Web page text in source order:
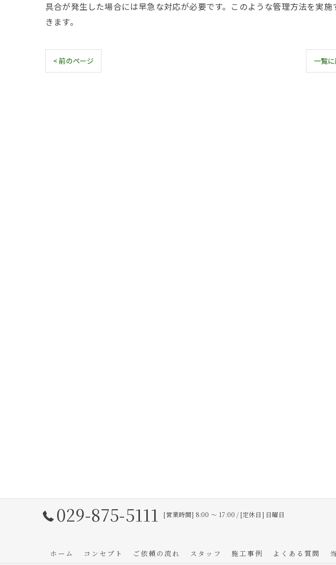
具合が発生した場合には早急な対応が必要です。このような管理方法を実
きます。
< 前のページ 一覧に
029-875-5111 [営業時間] 8:00 〜 17:00 / [定休日] 日曜日
ホーム コンセプト ご依頼の流れ スタッフ 施工事例 よくある質問